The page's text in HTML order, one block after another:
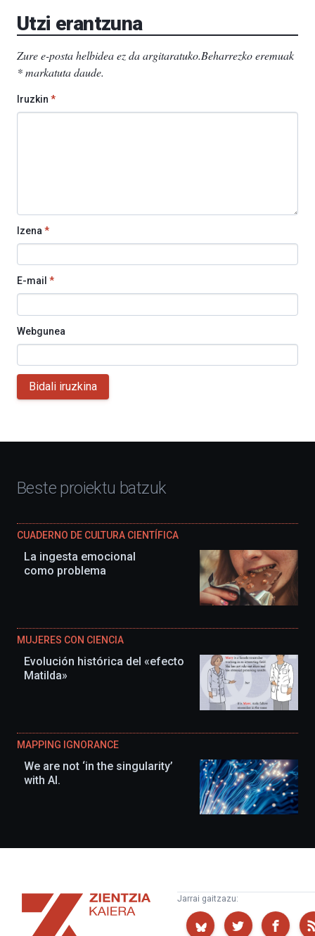
Utzi erantzuna
Zure e-posta helbidea ez da argitaratuko.Beharrezko eremuak
*markatuta daude.
Iruzkin *
Izena *
E-mail *
Webgunea
Bidali iruzkina
Beste proiektu batzuk
CUADERNO DE CULTURA CIENTÍFICA
La ingesta emocional
como problema
MUJERES CON CIENCIA
Evolución histórica del «efecto
Matilda»
MAPPING IGNORANCE
We are not ‘in the singularity’
with AI.
Zientzia
Kaiera
Jarrai gaitzazu: